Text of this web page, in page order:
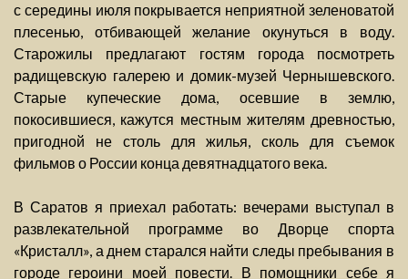
с середины июля покрывается неприятной зеленоватой
плесенью, отбивающей желание окунуться в воду.
Старожилы предлагают гостям города посмотреть
радищевскую галерею и домик-музей Чернышевского.
Старые купеческие дома, осевшие в землю,
покосившиеся, кажутся местным жителям древностью,
пригодной не столь для жилья, сколь для съемок
фильмов о России конца девятнадцатого века.
В Саратов я приехал работать: вечерами выступал в
развлекательной программе во Дворце спорта
«Кристалл», а днем старался найти следы пребывания в
городе героини моей повести. В помощники себе я